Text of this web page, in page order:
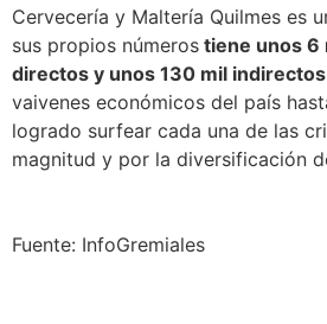
Cervecería y Maltería Quilmes es
sus propios números tiene unos 6
directos y unos 130 mil
vaivenes económicos del país
logrado surfear cada una de las
magnitud y por la diversificación
Fuente: InfoGremiales